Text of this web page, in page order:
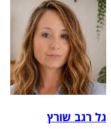
גל רגב שורץ